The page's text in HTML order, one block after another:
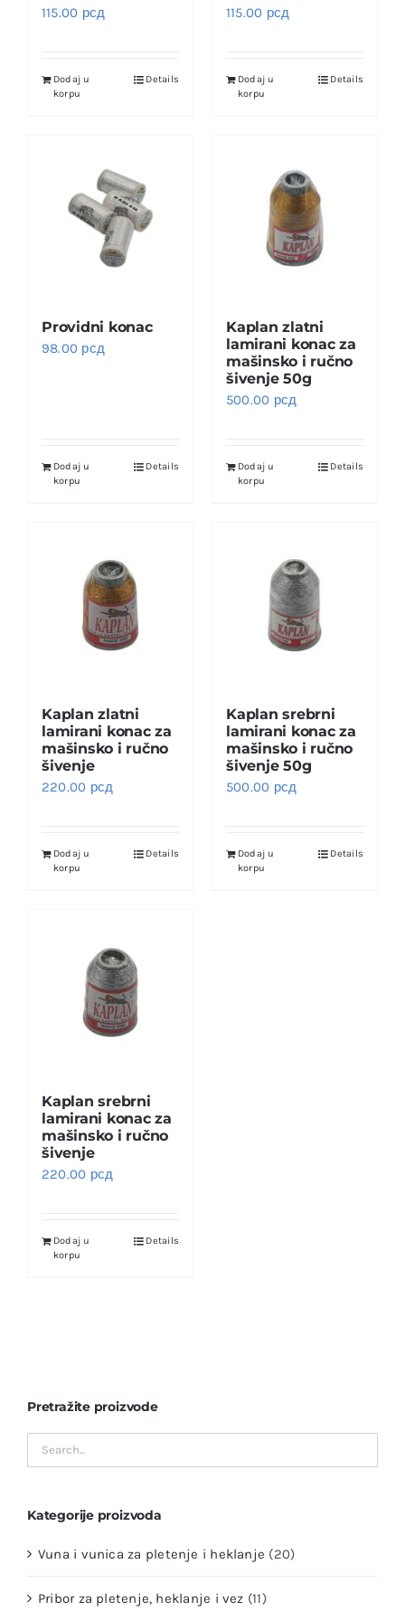
115.00 рсд
Dodaj u
korpu
Details
115.00 рсд
Dodaj u
korpu
Details
Providni konac
98.00 рсд
Dodaj u
korpu
Details
Kaplan zlatni
lamirani konac za
mašinsko i ručno
šivenje 50g
500.00 рсд
Dodaj u
korpu
Details
Kaplan zlatni
lamirani konac za
mašinsko i ručno
šivenje
220.00 рсд
Dodaj u
korpu
Details
Kaplan srebrni
lamirani konac za
mašinsko i ručno
šivenje 50g
500.00 рсд
Dodaj u
korpu
Details
Kaplan srebrni
lamirani konac za
mašinsko i ručno
šivenje
220.00 рсд
Dodaj u
korpu
Details
Pretražite proizvode
Kategorije proizvoda
Vuna i vunica za pletenje i heklanje (20)
Pribor za pletenje, heklanje i vez (11)